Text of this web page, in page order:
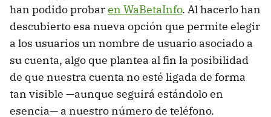
han podido probaren WaBetaInfo. Al hacerlo han
descubierto esa nueva opción que permite elegir
a los usuarios un nombre de usuario asociado a
su cuenta, algo que plantea al fin la posibilidad
de que nuestra cuenta no esté ligada de forma
tan visible —aunque seguirá estándolo en
esencia— a nuestro número de teléfono.